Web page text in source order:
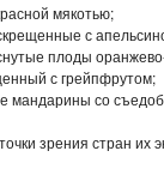
мякотью;
с
плоды
с грейпфрутом;
мандарины со
зрения стран их